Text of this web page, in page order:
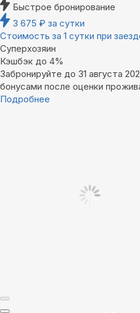
Быстрое бронирование
3 675 ₽ за сутки
Стоимость за 1 сутки при
Суперхозяин
Кэшбэк до 4%
Забронируйте до 31 августа
бонусами после оценки
Подробнее